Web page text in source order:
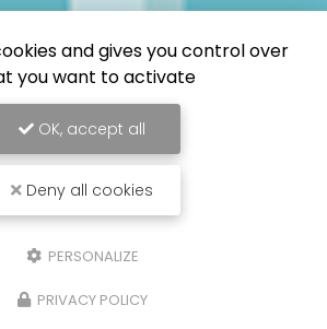
and gives you control over
you want to activate
OK, accept all
Deny all cookies
PERSONALIZE
PRIVACY POLICY